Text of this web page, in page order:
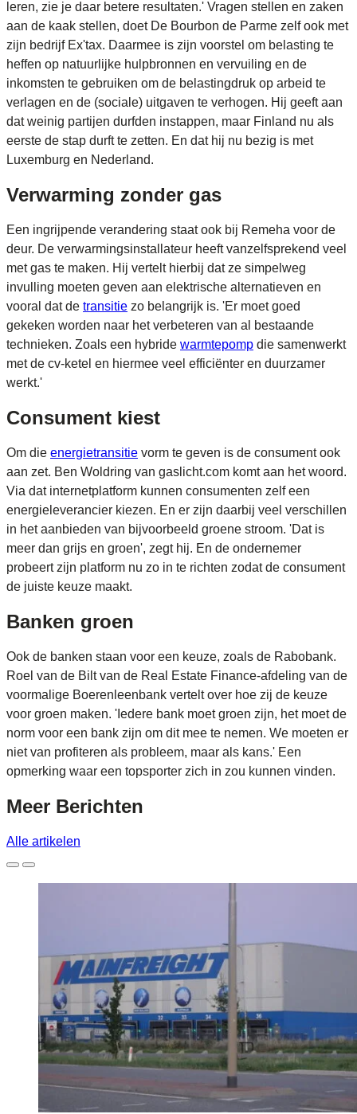
leren, zie je daar betere resultaten.' Vragen stellen en zaken
aan de kaak stellen, doet De Bourbon de Parme zelf ook met
zijn bedrijf Ex'tax. Daarmee is zijn voorstel om belasting te
heffen op natuurlijke hulpbronnen en vervuiling en de
inkomsten te gebruiken om de belastingdruk op arbeid te
verlagen en de (sociale) uitgaven te verhogen. Hij geeft aan
dat weinig partijen durfden instappen, maar Finland nu als
eerste de stap durft te zetten. En dat hij nu bezig is met
Luxemburg en Nederland.
Verwarming zonder gas
Een ingrijpende verandering staat ook bij Remeha voor de
deur. De verwarmingsinstallateur heeft vanzelfsprekend veel
met gas te maken. Hij vertelt hierbij dat ze simpelweg
invulling moeten geven aan elektrische alternatieven en
vooral dat de transitie zo belangrijk is. 'Er moet goed
gekeken worden naar het verbeteren van al bestaande
technieken. Zoals een hybride warmtepomp die samenwerkt
met de cv-ketel en hiermee veel efficiënter en duurzamer
werkt.'
Consument kiest
Om die energietransitie vorm te geven is de consument ook
aan zet. Ben Woldring van gaslicht.com komt aan het woord.
Via dat internetplatform kunnen consumenten zelf een
energieleverancier kiezen. En er zijn daarbij veel verschillen
in het aanbieden van bijvoorbeeld groene stroom. 'Dat is
meer dan grijs en groen', zegt hij. En de ondernemer
probeert zijn platform nu zo in te richten zodat de consument
de juiste keuze maakt.
Banken groen
Ook de banken staan voor een keuze, zoals de Rabobank.
Roel van de Bilt van de Real Estate Finance-afdeling van de
voormalige Boerenleenbank vertelt over hoe zij de keuze
voor groen maken. 'Iedere bank moet groen zijn, het moet de
norm voor een bank zijn om dit mee te nemen. We moeten er
niet van profiteren als probleem, maar als kans.' Een
opmerking waar een topsporter zich in zou kunnen vinden.
Meer Berichten
Alle artikelen